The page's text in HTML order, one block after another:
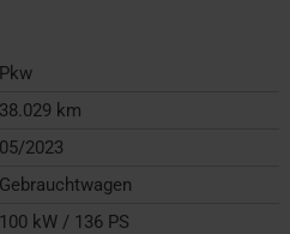
Pkw
38.029 km
05/2023
Gebrauchtwagen
100 kW / 136 PS